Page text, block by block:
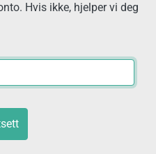
Hvis ikke, hjelper vi deg